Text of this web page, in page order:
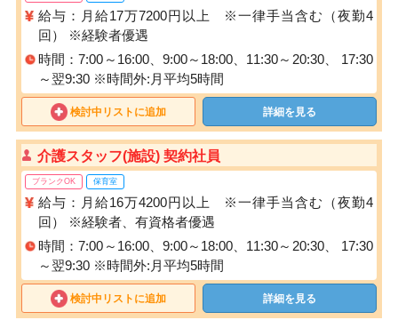
給与：月給17万7200円以上 ※一律手当含む（夜勤4
回） ※経験者優遇
時間：7:00～16:00、9:00～18:00、11:30～20:30、 17:30
～翌9:30 ※時間外:月平均5時間
検討中リストに追加 詳細を見る
介護スタッフ(施設) 契約社員
ブランクOK 保育室
給与：月給16万4200円以上 ※一律手当含む（夜勤4
回） ※経験者、有資格者優遇
時間：7:00～16:00、9:00～18:00、11:30～20:30、 17:30
～翌9:30 ※時間外:月平均5時間
検討中リストに追加 詳細を見る